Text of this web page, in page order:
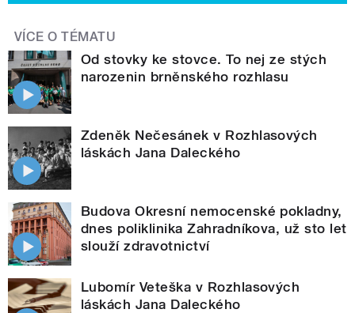
VÍCE O TÉMATU
Od stovky ke stovce. To nej ze stých
narozenin brněnského rozhlasu
Zdeněk Nečesánek v Rozhlasových
láskách Jana Daleckého
Budova Okresní nemocenské pokladny,
dnes poliklinika Zahradníkova, už sto let
slouží zdravotnictví
Lubomír Veteška v Rozhlasových
láskách Jana Daleckého